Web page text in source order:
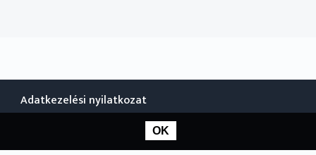
Adatkezelési nyilatkozat
OK